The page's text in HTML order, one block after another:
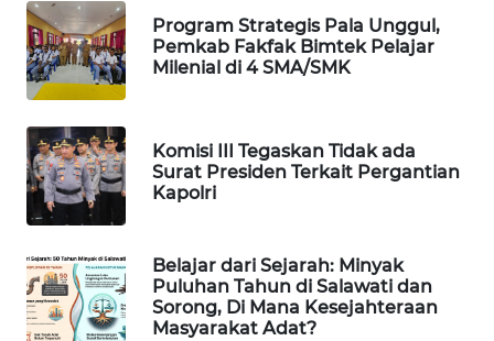
Program Strategis Pala Unggul,
Pemkab Fakfak Bimtek Pelajar
Milenial di 4 SMA/SMK
Komisi III Tegaskan Tidak ada
Surat Presiden Terkait Pergantian
Kapolri
Belajar dari Sejarah: Minyak
Puluhan Tahun di Salawati dan
Sorong, Di Mana Kesejahteraan
Masyarakat Adat?
PERAPKI
NEWS
SONYA
ASA
NEWS